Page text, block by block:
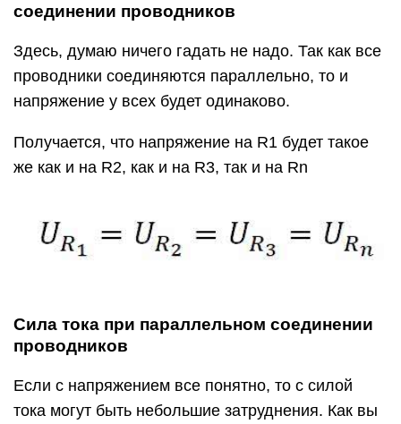
соединении проводников
Здесь, думаю ничего гадать не надо. Так как все
проводники соединяются параллельно, то и
напряжение у всех будет одинаково.
Получается, что напряжение на R1 будет такое
же как и на R2, как и на R3, так и на Rn
Сила тока при параллельном соединении
проводников
Если с напряжением все понятно, то с силой
тока могут быть небольшие затруднения. Как вы